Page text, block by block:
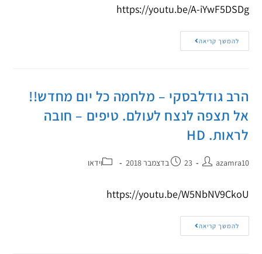
https://youtu.be/A-iYwF5DSDg
להמשך קריאה
הרב גודלבסקי – מלחמה כל יום מחדש!!
אל תצפה לנצח לעולם. טיפים – חובה
לראות. HD
azamra10 23 בדצמבר 2018 וידאו
https://youtu.be/W5NbNV9CkoU
להמשך קריאה